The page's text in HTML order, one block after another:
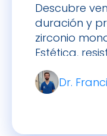
Descubre
duración y
zirconio
Estética,
debes saber.
Dr.